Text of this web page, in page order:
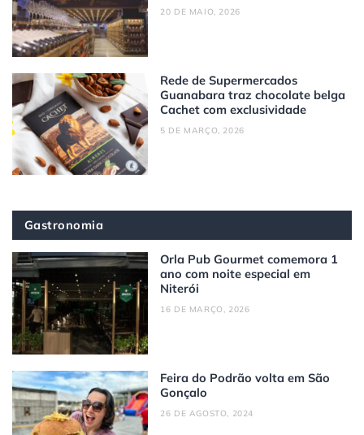
20 DE MAIO, 2026
Rede de Supermercados
Guanabara traz chocolate belga
Cachet com exclusividade
5 DE MARÇO, 2026
Gastronomia
Orla Pub Gourmet comemora 1
ano com noite especial em
Niterói
16 DE MARÇO, 2026
Feira do Podrão volta em São
Gonçalo
26 DE AGOSTO, 2024